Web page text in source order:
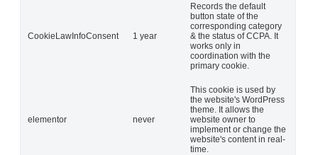
CookieLawInfoConsent 1 year
Records the default
button state of the
corresponding category
& the status of CCPA. It
works only in
coordination with the
primary cookie.
elementor never
This cookie is used by
the website's WordPress
theme. It allows the
website owner to
implement or change the
website's content in real-
time.